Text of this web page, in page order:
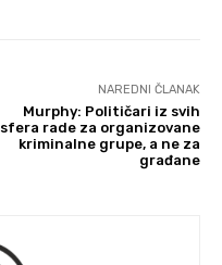
NAREDNI ČLANAK
Murphy: Političari iz svih
sfera rade za organizovane
kriminalne grupe, a ne za
građane